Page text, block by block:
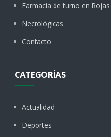
Farmacia de turno en Rojas
Necrológicas
Contacto
CATEGORÍAS
Actualidad
Deportes